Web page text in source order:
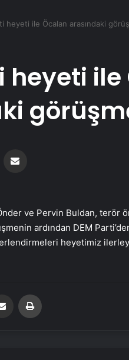
heyeti ile Öcalan arasındaki
heyeti
ve Pervin Buldan, terör
ardından DEM
heyetimiz
Email'den paylaş